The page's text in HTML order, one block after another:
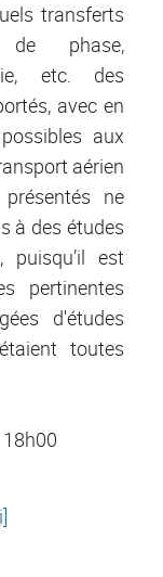
transferts
de phase,
etc. des
avec en
aux
aérien
ne
à des études
puisqu’il est
pertinentes
d'études
toutes